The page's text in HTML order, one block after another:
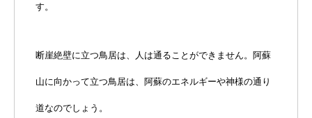
す。
断崖絶壁に立つ鳥居は、人は通ることができません。阿蘇
山に向かって立つ鳥居は、阿蘇のエネルギーや神様の通り
道なのでしょう。